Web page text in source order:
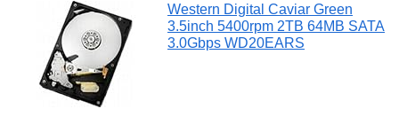
Western Digital Caviar Green
3.5inch 5400rpm 2TB 64MB SATA
3.0Gbps WD20EARS